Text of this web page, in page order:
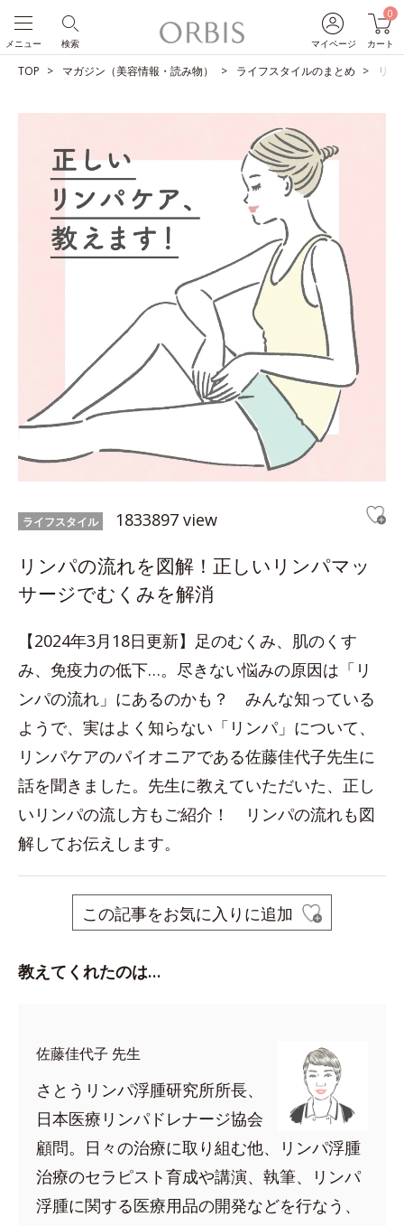
マイページ
0
カート
検索
メニュー
TOP マガジン（美容情報・読み物） ライフスタイルのまとめ リ
ライフスタイル 1833897 view
リンパの流れを図解！正しいリンパマッ
サージでむくみを解消
【2024年3月18日更新】足のむくみ、肌のくす
み、免疫力の低下…。尽きない悩みの原因は「リ
ンパの流れ」にあるのかも？ みんな知っている
ようで、実はよく知らない「リンパ」について、
リンパケアのパイオニアである佐藤佳代子先生に
話を聞きました。先生に教えていただいた、正し
いリンパの流し方もご紹介！ リンパの流れも図
解してお伝えします。
この記事をお気に入りに追加
教えてくれたのは…
佐藤佳代子 先生
さとうリンパ浮腫研究所所長、
日本医療リンパドレナージ協会
顧問。日々の治療に取り組む他、リンパ浮腫
治療のセラピスト育成や講演、執筆、リンパ
浮腫に関する医療用品の開発などを行なう、